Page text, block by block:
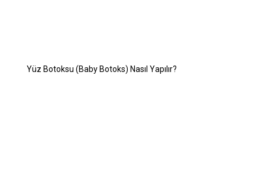
Yüz Botoksu (Baby Botoks) Nasıl Yapılır?